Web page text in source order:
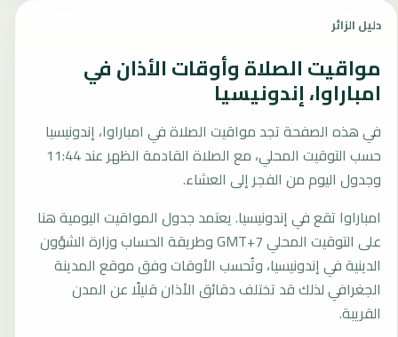
دليل الزائر
مواقيت الصلاة وأوقات الأذان في
امباراوا، إندونيسيا
في هذه الصفحة تجد مواقيت الصلاة في امباراوا، إندونيسيا
حسب التوقيت المحلي، مع الصلاة القادمة الظهر عند 11:44
وجدول اليوم من الفجر إلى العشاء.
امباراوا تقع في إندونيسيا. يعتمد جدول المواقيت اليومية هنا
على التوقيت المحلي GMT+7 وطريقة الحساب وزارة الشؤون
الدينية في إندونيسيا، وتُحسب الأوقات وفق موقع المدينة
الجغرافي لذلك قد تختلف دقائق الأذان قليلًا عن المدن
القريبة.